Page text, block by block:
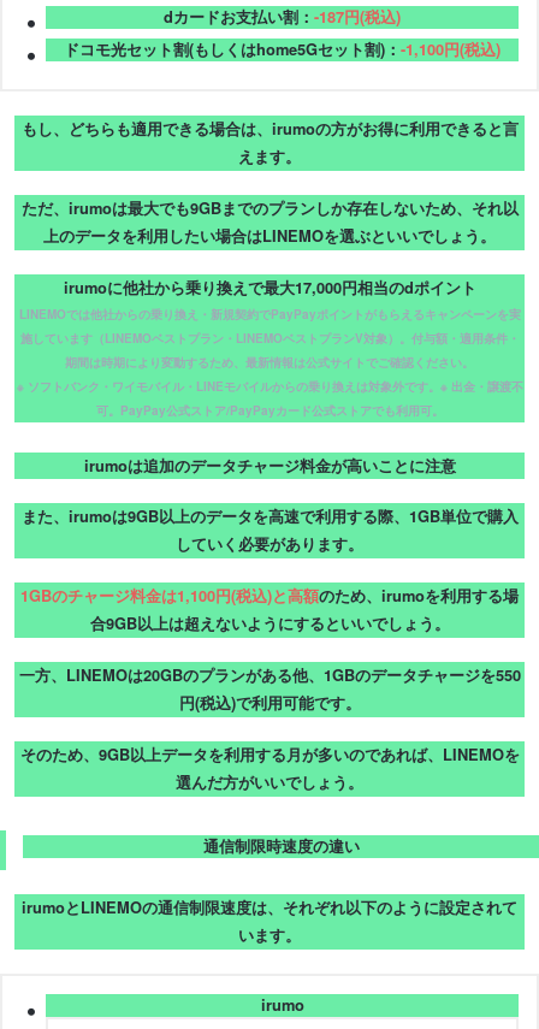
dカードお支払い割： -187円(税込)
ドコモ光セット割(もしくはhome5Gセット割)： -1,100円(税込)
もし、どちらも適用できる場合は、irumoの方がお得に利用できると言
えます。
ただ、irumoは最大でも9GBまでのプランしか存在しないため、それ以
上のデータを利用したい場合はLINEMOを選ぶといいでしょう。
irumoに他社から乗り換えで最大17,000円相当のdポイント
LINEMOでは他社からの乗り換え・新規契約でPayPayポイントがもらえるキャンペーンを実
施しています（LINEMOベストプラン・LINEMOベストプランV対象）。付与額・適用条件・
期間は時期により変動するため、最新情報は公式サイトでご確認ください。
※ ソフトバンク・ワイモバイル・LINEモバイルからの乗り換えは対象外です。※ 出金・譲渡不
可。PayPay公式ストア/PayPayカード公式ストアでも利用可。
irumoは追加のデータチャージ料金が高いことに注意
また、irumoは9GB以上のデータを高速で利用する際、1GB単位で購入
していく必要があります。
1GBのチャージ料金は1,100円(税込)と高額のため、irumoを利用する場
合9GB以上は超えないようにするといいでしょう。
一方、LINEMOは20GBのプランがある他、1GBのデータチャージを550
円(税込)で利用可能です。
そのため、9GB以上データを利用する月が多いのであれば、LINEMOを
選んだ方がいいでしょう。
通信制限時速度の違い
irumoとLINEMOの通信制限速度は、それぞれ以下のように設定されて
います。
irumo